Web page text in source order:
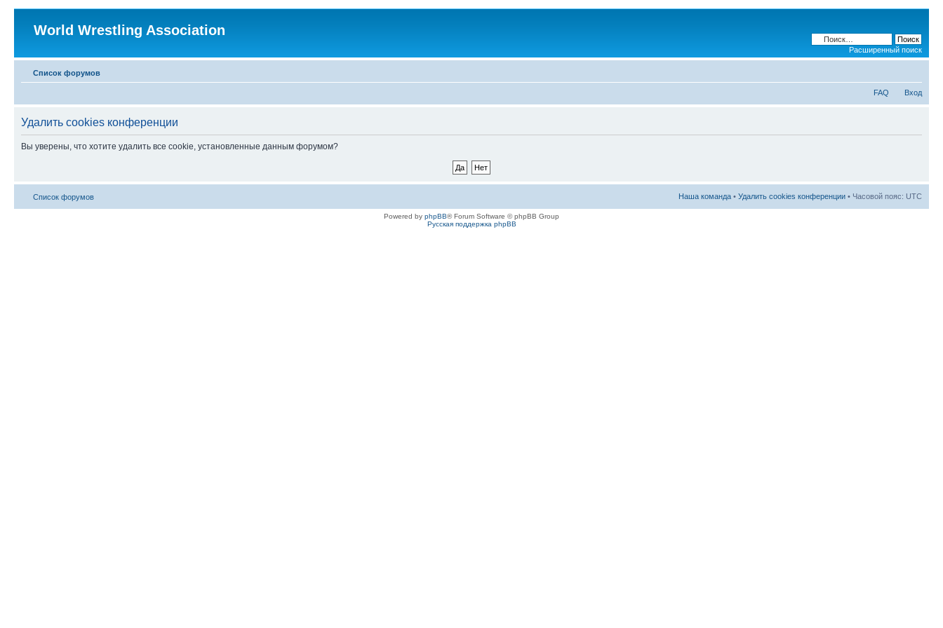
World Wrestling Association
Расширенный поиск
Список форумов
FAQ Вход
Удалить cookies конференции
Вы уверены, что хотите удалить все cookie, установленные данным форумом?
Список форумов Наша команда • Удалить cookies конференции • Часовой пояс: UTC
Powered by phpBB® Forum Software © phpBB Group
Русская поддержка phpBB